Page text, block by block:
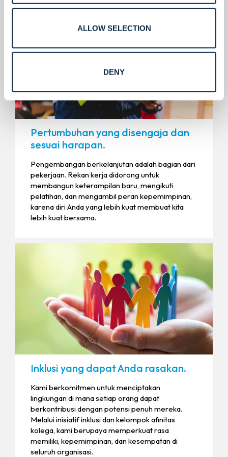
ALLOW SELECTION
DENY
Pertumbuhan yang disengaja dan
sesuai harapan.
Pengembangan berkelanjutan adalah bagian dari
pekerjaan. Rekan kerja didorong untuk
membangun keterampilan baru, mengikuti
pelatihan, dan mengambil peran kepemimpinan,
karena diri Anda yang lebih kuat membuat kita
lebih kuat bersama.
Inklusi yang dapat Anda rasakan.
Kami berkomitmen untuk menciptakan
lingkungan di mana setiap orang dapat
berkontribusi dengan potensi penuh mereka.
Melalui inisiatif inklusi dan kelompok afinitas
kolega, kami berupaya memperkuat rasa
memiliki, kepemimpinan, dan kesempatan di
seluruh organisasi.